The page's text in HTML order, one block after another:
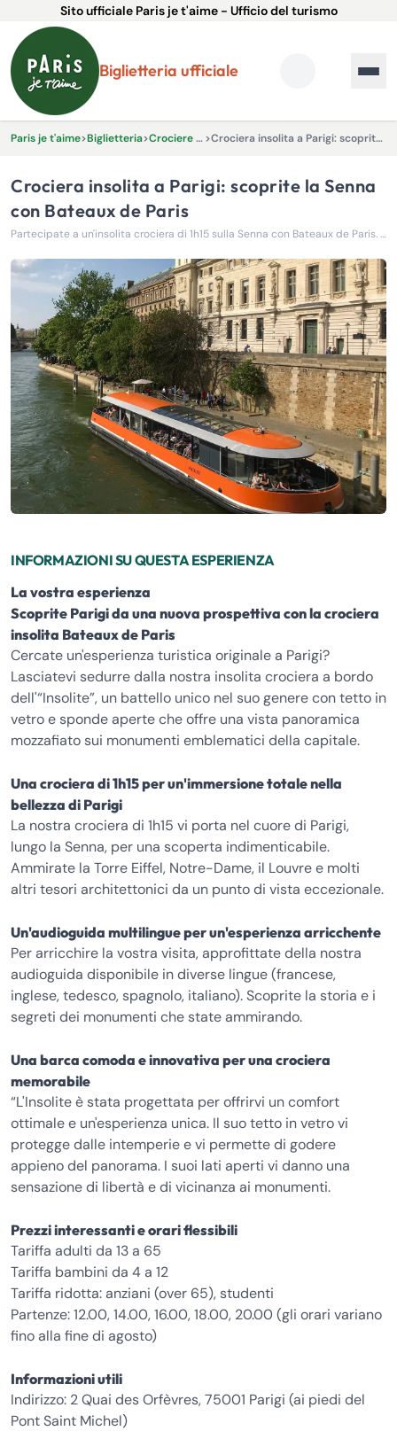
Sito ufficiale Paris je t'aime - Ufficio del turismo
Biglietteria ufficiale
Paris je t'aime>Biglietteria> Crociere sulla Senna > Crociera insolita a Parigi: scoprite la Senna con Bateaux de Paris
Crociera insolita a Parigi: scoprite la Senna
con Bateaux de Paris
Partecipate a un'insolita crociera di 1h15 sulla Senna con Bateaux de Paris. Godetevi una vista panoramica unica, un'audioguida multilingue gratuita e uno snack bar.
INFORMAZIONI SU QUESTA ESPERIENZA
La vostra esperienza
Scoprite Parigi da una nuova prospettiva con la crociera
insolita Bateaux de Paris
Cercate un'esperienza turistica originale a Parigi?
Lasciatevi sedurre dalla nostra insolita crociera a bordo
dell'“Insolite”, un battello unico nel suo genere con tetto in
vetro e sponde aperte che offre una vista panoramica
mozzafiato sui monumenti emblematici della capitale.
Una crociera di 1h15 per un'immersione totale nella
bellezza di Parigi
La nostra crociera di 1h15 vi porta nel cuore di Parigi,
lungo la Senna, per una scoperta indimenticabile.
Ammirate la Torre Eiffel, Notre-Dame, il Louvre e molti
altri tesori architettonici da un punto di vista eccezionale.
Un'audioguida multilingue per un'esperienza arricchente
Per arricchire la vostra visita, approfittate della nostra
audioguida disponibile in diverse lingue (francese,
inglese, tedesco, spagnolo, italiano). Scoprite la storia e i
segreti dei monumenti che state ammirando.
Una barca comoda e innovativa per una crociera
memorabile
“L'Insolite è stata progettata per offrirvi un comfort
ottimale e un'esperienza unica. Il suo tetto in vetro vi
protegge dalle intemperie e vi permette di godere
appieno del panorama. I suoi lati aperti vi danno una
sensazione di libertà e di vicinanza ai monumenti.
Prezzi interessanti e orari flessibili
Tariffa adulti da 13 a 65
Tariffa bambini da 4 a 12
Tariffa ridotta: anziani (over 65), studenti
Partenze: 12.00, 14.00, 16.00, 18.00, 20.00 (gli orari variano
fino alla fine di agosto)
Informazioni utili
Indirizzo: 2 Quai des Orfèvres, 75001 Parigi (ai piedi del
Pont Saint Michel)